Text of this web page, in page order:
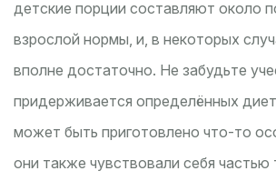
детские порции составляют около
взрослой нормы, и, в некоторых
вполне достаточно. Не забудьте
придерживается определённых
может быть приготовлено что-то
они также чувствовали себя частью